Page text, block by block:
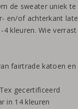
de sweater uniek
en/of achterkant
kleuren. Wie
fairtrade katoen en
gecertificeerd
in 14 kleuren